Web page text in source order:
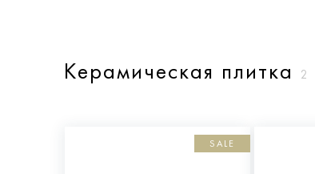
Керамическая плитка 2
SALE